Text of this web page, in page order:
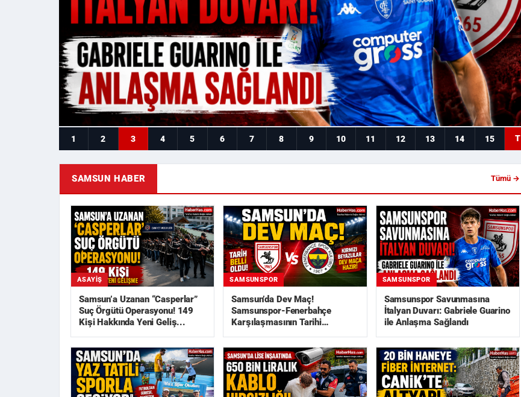
1 2 3 4 5 6 7 8 9 10 11 12 13 14 15 T
SAMSUN HABER Tümü →
ASAYIŞ
Samsun’a Uzanan “Casperlar”
Suç Örgütü Operasyonu! 149
Kişi Hakkında Yeni Geliş...
SAMSUNSPOR
Samsun’da Dev Maç!
Samsunspor-Fenerbahçe
Karşılaşmasının Tarihi
SAMSUNSPOR
Samsunspor Savunmasına
İtalyan Duvarı: Gabriele Guarino
ile Anlaşma Sağlandı